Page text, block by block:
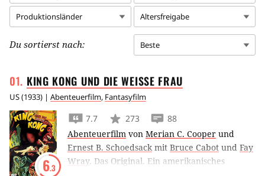
Produktionsländer Altersfreigabe
Du sortierst nach: Beste
KING KONG UND DIE WEISSE FRAU
US(1933) | Abenteuerfilm, Fantasyfilm
6.3
7.7 273
88
Abenteuerfilm von Merian C. Cooper und
Ernest B. Schoedsack mit Bruce Cabot und Fay
Wray. Das Original. Ein amerikanisches